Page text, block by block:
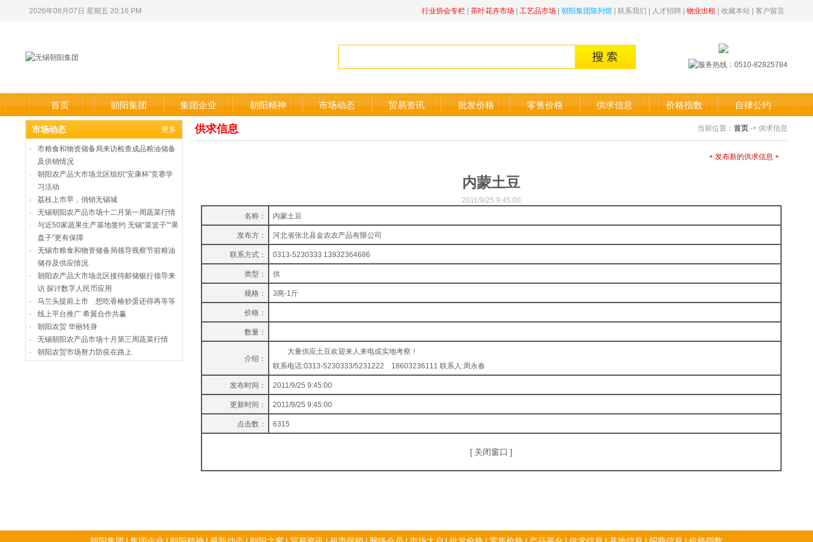
2026年08月07日 星期五 20:16 PM 行业协会专栏 | 茶叶花卉市场 | 工艺品市场 | 朝阳集团陈列馆 | 联系我们 | 人才招聘 | 物业出租 | 收藏本站 | 客户留言
首页 朝阳集团 集团企业 朝阳精神 市场动态 贸易资讯 批发价格 零售价格 供求信息 价格指数 自律公约
市场动态
更多
·
市粮食和物资储备局来访检查成品粮油储备
及供销情况
·
朝阳农产品大市场北区组织“安康杯”竞赛学
习活动
·
荔枝上市早，俏销无锡城
·
无锡朝阳农产品市场十二月第一周蔬菜行情
·
与近50家蔬果生产基地签约 无锡“菜篮子”“果
盘子”更有保障
·
无锡市粮食和物资储备局领导视察节前粮油
储存及供应情况
·
朝阳农产品大市场北区接待邮储银行领导来
访 探讨数字人民币应用
·
马兰头提前上市 想吃香椿炒蛋还得再等等
·
线上平台推广 希翼合作共赢
·
朝阳农贸 华丽转身
·
无锡朝阳农产品市场十月第三周蔬菜行情
·
朝阳农贸市场努力防疫在路上
供求信息 当前位置： 首页-> 供求信息
+ 发布新的供求信息 +
内蒙土豆
2011/9/25 9:45:00
名称：
内蒙土豆
发布方：
河北省张北县金农农产品有限公司
联系方式：
0313-5230333 13932364686
类型：
供
规格：
3两-1斤
价格：
数量：
介绍：
大量供应土豆欢迎来人来电或实地考察！
联系电话:0313-5230333/5231222 18603236111 联系人:周永春
发布时间：
2011/9/25 9:45:00
更新时间：
2011/9/25 9:45:00
点击数：
6315
[ 关闭窗口 ]